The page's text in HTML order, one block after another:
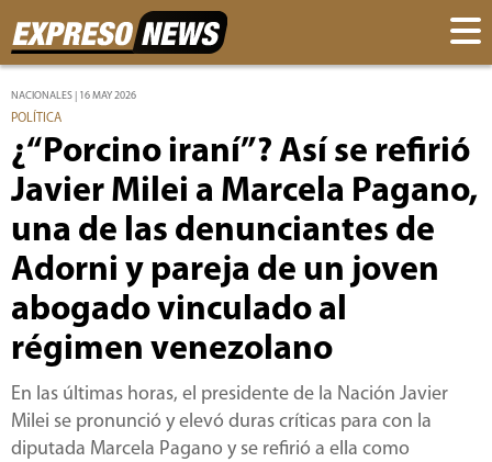
NACIONALES | 16 MAY 2026
POLÍTICA
¿“Porcino iraní”? Así se refirió
Javier Milei a Marcela Pagano,
una de las denunciantes de
Adorni y pareja de un joven
abogado vinculado al
régimen venezolano
En las últimas horas, el presidente de la Nación Javier
Milei se pronunció y elevó duras críticas para con la
diputada Marcela Pagano y se refirió a ella como